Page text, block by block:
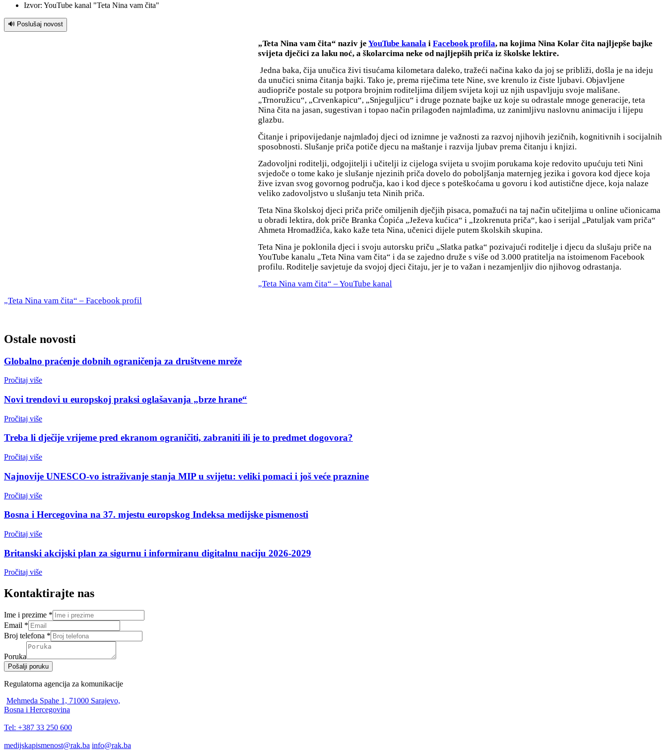
Izvor: YouTube kanal "Teta Nina vam čita"
🔊 Poslušaj novost
„Teta Nina vam čita“ naziv je YouTube kanala i Facebook profila, na kojima Nina Kolar čita najljepše bajke
svijeta dječici za laku noć, a školarcima neke od najljepših priča iz školske lektire.
Jedna baka, čija unučica živi tisućama kilometara daleko, tražeći načina kako da joj se približi, došla je na ideju
da unučici snima čitanja bajki. Tako je, prema riječima tete Nine, sve krenulo iz čiste ljubavi. Objavljene
audiopriče postale su potpora brojnim roditeljima diljem svijeta koji uz njih uspavljuju svoje mališane.
„Trnoružicu“, „Crvenkapicu“, „Snjeguljicu“ i druge poznate bajke uz koje su odrastale mnoge generacije, teta
Nina čita na jasan, sugestivan i topao način prilagođen najmlađima, uz zanimljivu naslovnu animaciju i lijepu
glazbu.
Čitanje i pripovijedanje najmlađoj djeci od iznimne je važnosti za razvoj njihovih jezičnih, kognitivnih i socijalnih
sposobnosti. Slušanje priča potiče djecu na maštanje i razvija ljubav prema čitanju i knjizi.
Zadovoljni roditelji, odgojitelji i učitelji iz cijeloga svijeta u svojim porukama koje redovito upućuju teti Nini
svjedoče o tome kako je slušanje njezinih priča dovelo do poboljšanja maternjeg jezika i govora kod djece koja
žive izvan svog govornog područja, kao i kod djece s poteškoćama u govoru i kod autistične djece, koja nalaze
veliko zadovoljstvo u slušanju teta Ninih priča.
Teta Nina školskoj djeci priča priče omiljenih dječjih pisaca, pomažući na taj način učiteljima u online učionicama
u obradi lektira, dok priče Branka Ćopića „Ježeva kućica“ i „Izokrenuta priča“, kao i serijal „Patuljak vam priča“
Ahmeta Hromadžića, kako kaže teta Nina, učenici dijele putem školskih skupina.
Teta Nina je poklonila djeci i svoju autorsku priču „Slatka patka“ pozivajući roditelje i djecu da slušaju priče na
YouTube kanalu „Teta Nina vam čita“ i da se zajedno druže s više od 3.000 pratitelja na istoimenom Facebook
profilu. Roditelje savjetuje da svojoj djeci čitaju, jer je to važan i nezamjenljiv dio njihovog odrastanja.
„Teta Nina vam čita“ – YouTube kanal
„Teta Nina vam čita“ – Facebook profil
Ostale novosti
Globalno praćenje dobnih ograničenja za društvene mreže
Pročitaj više
Novi trendovi u europskoj praksi oglašavanja „brze hrane“
Pročitaj više
Treba li dječije vrijeme pred ekranom ograničiti, zabraniti ili je to predmet dogovora?
Pročitaj više
Najnovije UNESCO-vo istraživanje stanja MIP u svijetu: veliki pomaci i još veće praznine
Pročitaj više
Bosna i Hercegovina na 37. mjestu europskog Indeksa medijske pismenosti
Pročitaj više
Britanski akcijski plan za sigurnu i informiranu digitalnu naciju 2026-2029
Pročitaj više
Kontaktirajte nas
Ime i prezime *
Email *
Broj telefona *
Poruka
Pošalji poruku
Regulatorna agencija za komunikacije
Mehmeda Spahe 1, 71000 Sarajevo,
Bosna i Hercegovina
Tel: +387 33 250 600
medijskapismenost@rak.ba info@rak.ba